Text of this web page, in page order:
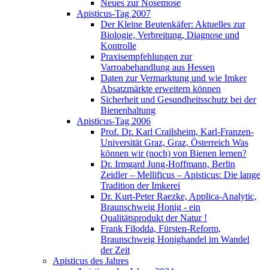
Neues zur Nosemose
Apisticus-Tag 2007
Der Kleine Beutenkäfer: Aktuelles zur
Biologie, Verbreitung, Diagnose und
Kontrolle
Praxisempfehlungen zur
Varroabehandlung aus Hessen
Daten zur Vermarktung und wie Imker
Absatzmärkte erweitern können
Sicherheit und Gesundheitsschutz bei der
Bienenhaltung
Apisticus-Tag 2006
Prof. Dr. Karl Crailsheim, Karl-Franzen-
Universität Graz, Graz, Österreich Was
können wir (noch) von Bienen lernen?
Dr. Irmgard Jung-Hoffmann, Berlin
Zeidler – Mellificus – Apisticus: Die lange
Tradition der Imkerei
Dr. Kurt-Peter Raezke, Applica-Analytic,
Braunschweig Honig - ein
Qualitätsprodukt der Natur !
Frank Filodda, Fürsten-Reform,
Braunschweig Honighandel im Wandel
der Zeit
Apisticus des Jahres